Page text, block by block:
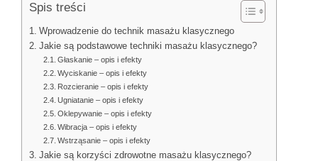
Spis treści
Wprowadzenie do technik masażu klasycznego
Jakie są podstawowe techniki masażu klasycznego?
Głaskanie – opis i efekty
Wyciskanie – opis i efekty
Rozcieranie – opis i efekty
Ugniatanie – opis i efekty
Oklepywanie – opis i efekty
Wibracja – opis i efekty
Wstrząsanie – opis i efekty
Jakie są korzyści zdrowotne masażu klasycznego?